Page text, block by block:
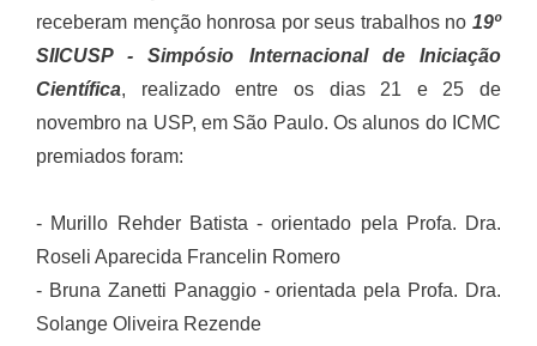
receberam menção honrosa por seus trabalhos no 19º
SIICUSP - Simpósio Internacional de Iniciação
Científica, realizado entre os dias 21 e 25 de
novembro na USP, em São Paulo. Os alunos do ICMC
premiados foram:
- Murillo Rehder Batista - orientado pela Profa. Dra.
Roseli Aparecida Francelin Romero
- Bruna Zanetti Panaggio - orientada pela Profa. Dra.
Solange Oliveira Rezende